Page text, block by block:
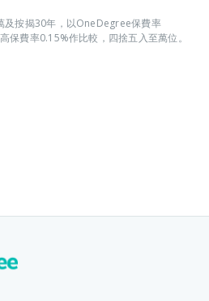
及按揭30年，以OneDegree保費率
保費率0.15%作比較，四捨五入至萬位。